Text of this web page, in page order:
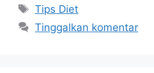
Tag
Tips Diet
Tinggalkan komentar